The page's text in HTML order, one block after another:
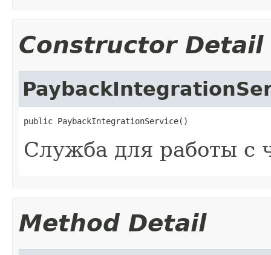
Constructor Detail
public PaybackIntegrationService()
Служба для работы с
Method Detail